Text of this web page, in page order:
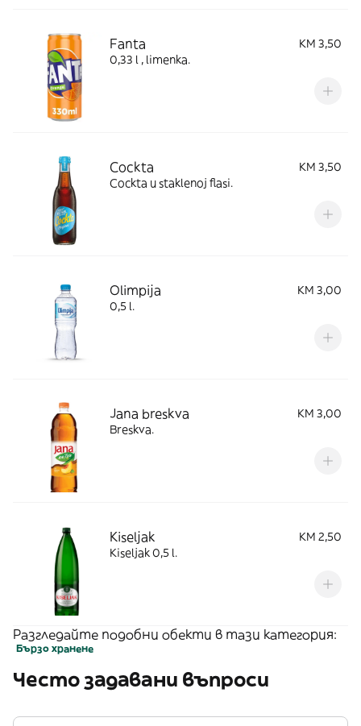
Fanta
KM 3,50
0,33 l , limenka.
Cockta
KM 3,50
Cockta u staklenoj flasi.
Olimpija
KM 3,00
0,5 l.
Jana breskva
KM 3,00
Breskva.
Kiseljak
KM 2,50
Kiseljak 0,5 l.
Разгледайте подобни обекти в тази категория:
Бързо хранене
Често задавани въпроси